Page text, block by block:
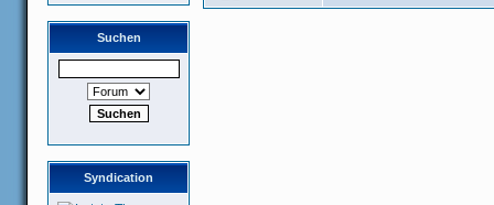
Suchen
Syndication